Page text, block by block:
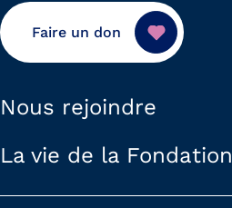
Faire un don
Nous rejoindre
La vie de la Fondation